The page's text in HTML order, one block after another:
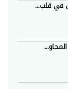
في قلب...